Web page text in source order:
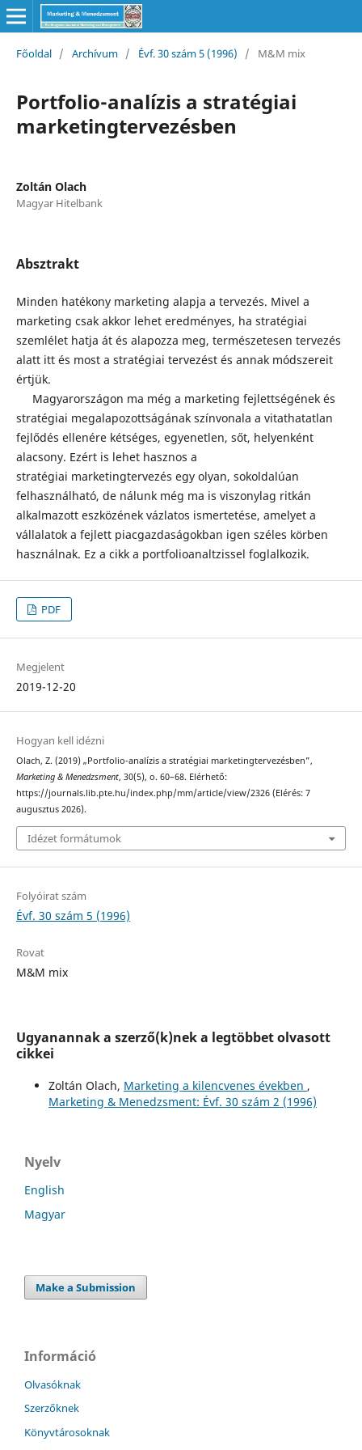
Főoldal / Archívum / Évf. 30 szám 5 (1996) / M&M mix
Portfolio-analízis a stratégiai
marketingtervezésben
Zoltán Olach
Magyar Hitelbank
Absztrakt
Minden hatékony marketing alapja a tervezés. Mivel a
marketing csak akkor lehet eredményes, ha stratégiai
szemlélet hatja át és alapozza meg, természetesen tervezés
alatt itt és most a stratégiai tervezést és annak módszereit
értjük.
Magyarországon ma még a marketing fejlettségének és
stratégiai megalapozottságának színvonala a vitathatatlan
fejlődés ellenére kétséges, egyenetlen, sőt, helyenként
alacsony. Ezért is lehet hasznos a
stratégiai marketingtervezés egy olyan, sokoldalúan
felhasználható, de nálunk még ma is viszonylag ritkán
alkalmazott eszközének vázlatos ismertetése, amelyet a
vállalatok a fejlett piacgazdaságokban igen széles körben
használnak. Ez a cikk a portfolioanaltzissel foglalkozik.
PDF
Megjelent
2019-12-20
Hogyan kell idézni
Olach, Z. (2019) „Portfolio-analízis a stratégiai marketingtervezésben”,
Marketing & Menedzsment, 30(5), o. 60–68. Elérhető:
https://journals.lib.pte.hu/index.php/mm/article/view/2326 (Elérés: 7
augusztus 2026).
Idézet formátumok
Folyóirat szám
Évf. 30 szám 5 (1996)
Rovat
M&M mix
Ugyanannak a szerző(k)nek a legtöbbet olvasott
cikkei
Zoltán Olach, Marketing a kilencvenes években ,
Marketing & Menedzsment: Évf. 30 szám 2 (1996)
Nyelv
English
Magyar
Make a Submission
Információ
Olvasóknak
Szerzőknek
Könyvtárosoknak